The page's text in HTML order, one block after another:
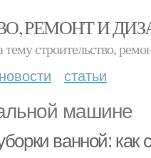
РЕМОНТ И
строительство,
новости статьи
машине
ванной: как